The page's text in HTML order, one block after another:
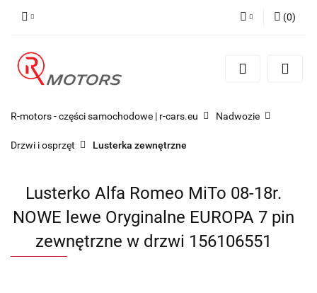
Zarejestruj się
(0)
R-motors - części samochodowe | r-cars.eu Nadwozie
Drzwi i osprzęt Lusterka zewnętrzne
Lusterko Alfa Romeo MiTo 08-18r.
NOWE lewe Oryginalne EUROPA 7 pin
zewnętrzne w drzwi 156106551